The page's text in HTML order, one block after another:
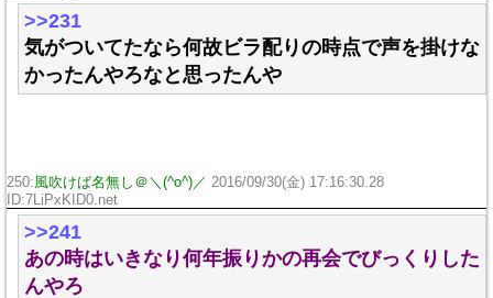
>>231
気がついてたなら何故ビラ配りの時点で声を掛けな
かったんやろなと思ったんや
250:風吹けば名無し＠＼(^o^)／ 2016/09/30(金) 17:16:30.28
ID:7LiPxKID0.net
>>241
あの時はいきなり何年振りかの再会でびっくりした
んやろ